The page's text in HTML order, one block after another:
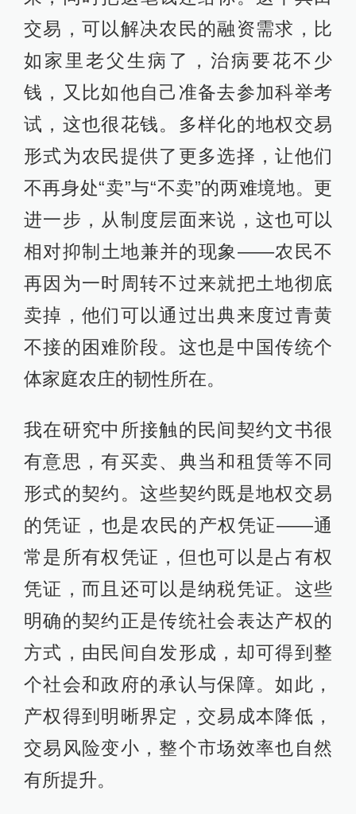
交易，可以解决农民的融资需求，比
如家里老父生病了，治病要花不少
钱，又比如他自己准备去参加科举考
试，这也很花钱。多样化的地权交易
形式为农民提供了更多选择，让他们
不再身处“卖”与“不卖”的两难境地。更
进一步，从制度层面来说，这也可以
相对抑制土地兼并的现象——农民不
再因为一时周转不过来就把土地彻底
卖掉，他们可以通过出典来度过青黄
不接的困难阶段。这也是中国传统个
体家庭农庄的韧性所在。
我在研究中所接触的民间契约文书很
有意思，有买卖、典当和租赁等不同
形式的契约。这些契约既是地权交易
的凭证，也是农民的产权凭证——通
常是所有权凭证，但也可以是占有权
凭证，而且还可以是纳税凭证。这些
明确的契约正是传统社会表达产权的
方式，由民间自发形成，却可得到整
个社会和政府的承认与保障。如此，
产权得到明晰界定，交易成本降低，
交易风险变小，整个市场效率也自然
有所提升。